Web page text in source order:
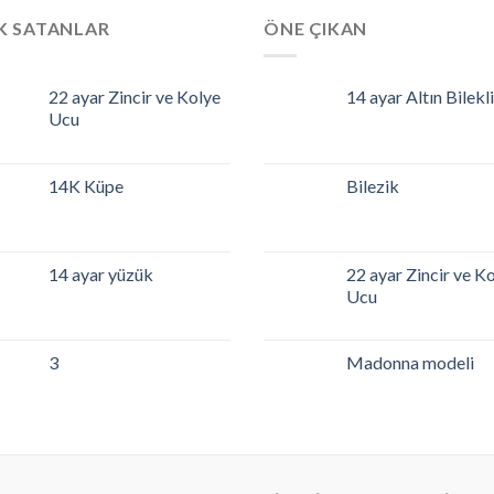
SATANLAR
22 ayar Zincir ve Kolye
Ucu
14K Küpe
14 ayar yüzük
3
ÖNE ÇIKAN
14 ayar Altın
Bilezik
22 ayar Zincir ve
Ucu
Madonna modeli